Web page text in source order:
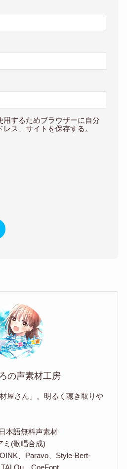
用するためブラウザーに自分
ス、サイトを保存する。
の声素材工房
屋さん」。明るく聴き取りや
本語無料声素材
ミ(歌唱合成)
、Paravo、Style-Bert-
、CoeFont、